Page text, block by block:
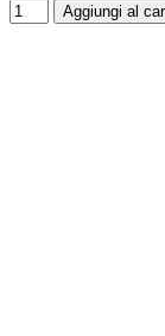
Aggiungi al